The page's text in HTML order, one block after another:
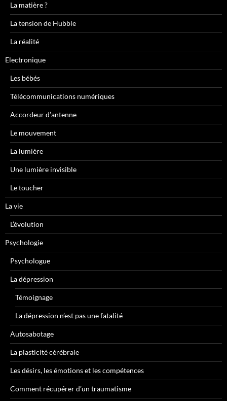
La matière ?
La tension de Hubble
La réalité
Electronique
Les bébés
Télécommunications numériques
Accordeur d’antenne
Le mouvement
La lumière
Une lumière invisible
Le toucher
La vie
L’évolution
Psychologie
Psychologue
La dépression
Témoignage
La dépression n’est pas une fatalité
Autosabotage
La plasticité cérébrale
Les désirs, les émotions et les compétences
Comment récupérer d’un traumatisme